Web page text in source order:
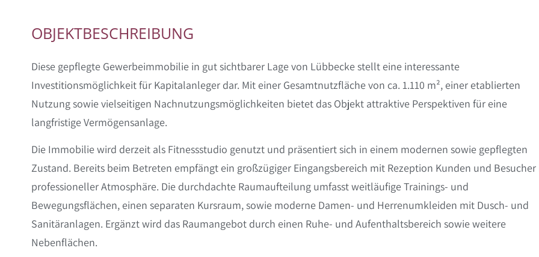
OBJEKTBESCHREIBUNG
Diese gepflegte Gewerbeimmobilie in gut sichtbarer Lage von Lübbecke stellt eine interessante
Investitionsmöglichkeit für Kapitalanleger dar. Mit einer Gesamtnutzfläche von ca. 1.110 m², einer etablierten
Nutzung sowie vielseitigen Nachnutzungsmöglichkeiten bietet das Objekt attraktive Perspektiven für eine
langfristige Vermögensanlage.
Die Immobilie wird derzeit als Fitnessstudio genutzt und präsentiert sich in einem modernen sowie gepflegten
Zustand. Bereits beim Betreten empfängt ein großzügiger Eingangsbereich mit Rezeption Kunden und Besucher
professioneller Atmosphäre. Die durchdachte Raumaufteilung umfasst weitläufige Trainings- und
Bewegungsflächen, einen separaten Kursraum, sowie moderne Damen- und Herrenumkleiden mit Dusch- und
Sanitäranlagen. Ergänzt wird das Raumangebot durch einen Ruhe- und Aufenthaltsbereich sowie weitere
Nebenflächen.